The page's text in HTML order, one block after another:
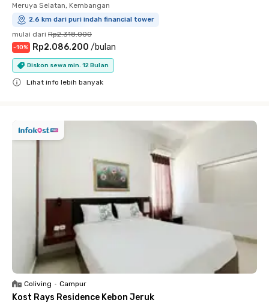
Meruya Selatan, Kembangan
2.6 km dari puri indah financial tower
mulai dari Rp2.318.000
-10% Rp2.086.200 /bulan
Diskon sewa min. 12 Bulan
Lihat info lebih banyak
Coliving • Campur
Kost Rays Residence Kebon Jeruk